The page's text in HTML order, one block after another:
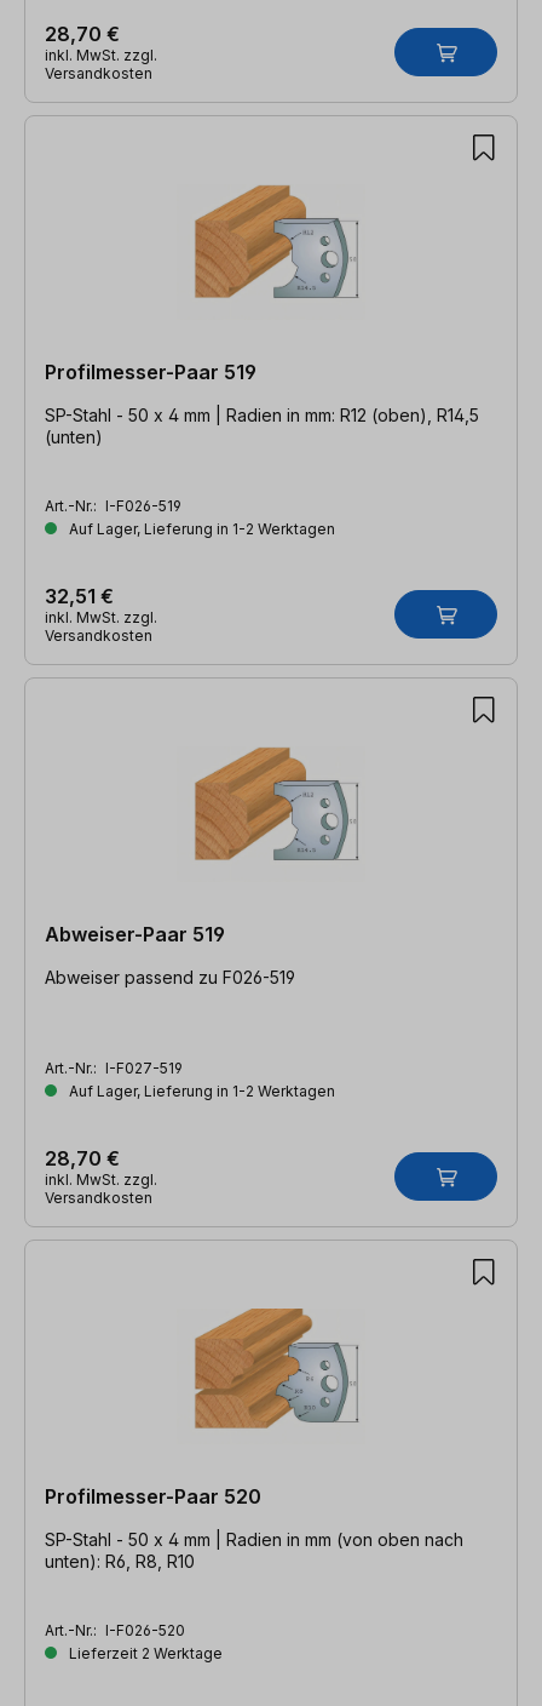
28,70 €
inkl. MwSt. zzgl.
Versandkosten
Profilmesser-Paar 519
SP-Stahl - 50 x 4 mm | Radien in mm: R12 (oben), R14,5
(unten)
Art.-Nr.: I-F026-519
Auf Lager, Lieferung in 1-2 Werktagen
32,51 €
inkl. MwSt. zzgl.
Versandkosten
Abweiser-Paar 519
Abweiser passend zu F026-519
Art.-Nr.: I-F027-519
Auf Lager, Lieferung in 1-2 Werktagen
28,70 €
inkl. MwSt. zzgl.
Versandkosten
Profilmesser-Paar 520
SP-Stahl - 50 x 4 mm | Radien in mm (von oben nach
unten): R6, R8, R10
Art.-Nr.: I-F026-520
Lieferzeit 2 Werktage